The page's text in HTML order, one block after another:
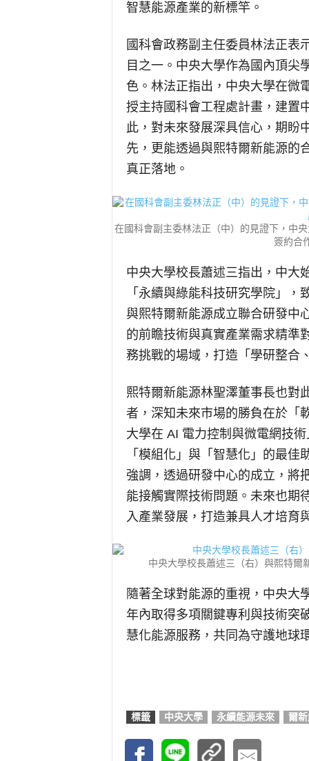
智慧能源產業的新標竿。
國科會政務副主任委員林法正表
目之一。中央大學作為國內頂尖
色。林法正指出，中央大學在微
授主持國科會工程處計畫，建置
此，對未來發展深具信心，期盼
先，更能透過與熙特爾新能源的
真正落地。
在國科會副主委林法正（中）的見證下，中
簽約合
中央大學校長蕭述三指出，中大
「永續與綠能科技研究學院」
與熙特爾新能源成立聯合研發中
的前瞻技術與真實產業需求精準
務挑戰的場域，打造「學研整合
熙特爾新能源林聖澤董事長也對
者，深知未來市場的勝負在於「
大學在 AI 電力控制與微電網技
「模組化」與「智慧化」的最
強調，透過研發中心的成立，將
能接觸實際技術問題。未來也期
入產業發展，打造兼具人才培育
中央大學校長蕭述三（右）與熙特爾
隨著全球對能源的重視，中央大
年內取得多項關鍵專利與技術突
慧化能源服務，共同為守護地球
標籤 中央大學 永續能源未來 爾